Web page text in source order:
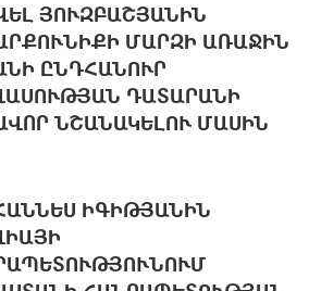
ՅՈՒԶԲԱՇՅԱՆԻՆ
ՄԱՐԶԻ ԱՌԱՋԻՆ
ԸՆԴՀԱՆՈՒՐ
ԴԱՏԱՐԱՆԻ
ՆՇԱՆԱԿԵԼՈՒ ՄԱՍԻՆ
ԻԳԻԹՅԱՆԻՆ